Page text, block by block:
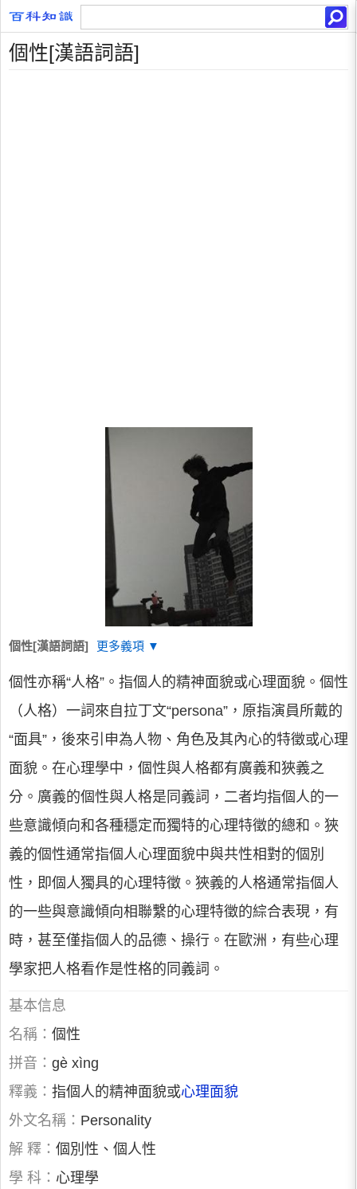
個性[漢語詞語]
個性[漢語詞語] 更多義項 ▼
個性亦稱“人格”。指個人的精神面貌或心理面貌。個性
（人格）一詞來自拉丁文“persona”，原指演員所戴的
“面具”，後來引申為人物、角色及其內心的特徵或心理
面貌。在心理學中，個性與人格都有廣義和狹義之
分。廣義的個性與人格是同義詞，二者均指個人的一
些意識傾向和各種穩定而獨特的心理特徵的總和。狹
義的個性通常指個人心理面貌中與共性相對的個別
性，即個人獨具的心理特徵。狹義的人格通常指個人
的一些與意識傾向相聯繫的心理特徵的綜合表現，有
時，甚至僅指個人的品德、操行。在歐洲，有些心理
學家把人格看作是性格的同義詞。
基本信息
名稱： 個性
拼音： gè xìng
釋義： 指個人的精神面貌或心理面貌
外文名稱： Personality
解 釋： 個別性、個人性
學 科： 心理學